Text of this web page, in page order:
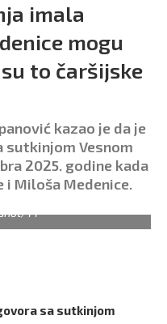
imala
mogu
to čaršijske
kazao je da je
sutkinjom Vesnom
2025. godine kada
i Miloša Medenice.
YT
sa sutkinjom